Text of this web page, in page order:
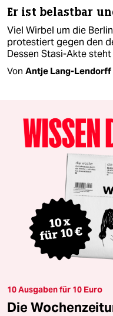
Er ist belastbar
Viel Wirbel um die
protestiert gegen den
Dessen Stasi-Akte steht
Von Antje Lang-Lendorff
10 Ausgaben für 10 Euro
Die